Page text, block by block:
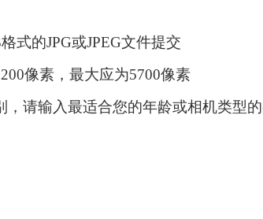
式的JPG或JPEG文件提交
像素，最大应为5700像素
，请输入最适合您的年龄或相机类型